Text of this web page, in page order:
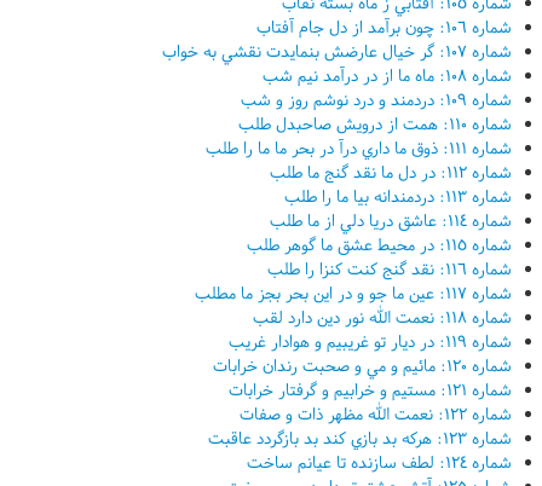
شماره ١٠٦: چون برآمد از دل جام آفتاب
شماره ١٠٧: گر خيال عارضش بنمايدت نقشي به خواب
شماره ١٠٨: ماه ما از در درآمد نيم شب
شماره ١٠٩: دردمند و درد نوشم روز و شب
شماره ١١٠: همت از درويش صاحبدل طلب
شماره ١١١: ذوق ما داري درآ در بحر ما ما را طلب
شماره ١١٢: در دل ما نقد گنج ما طلب
شماره ١١٣: دردمندانه بيا ما را طلب
شماره ١١٤: عاشق دريا دلي از ما طلب
شماره ١١٥: در محيط عشق ما گوهر طلب
شماره ١١٦: نقد گنج کنت کنزا را طلب
شماره ١١٧: عين ما جو و در اين بحر بجز ما مطلب
شماره ١١٨: نعمت الله نور دين دارد لقب
شماره ١١٩: در ديار تو غريبيم و هوادار غريب
شماره ١٢٠: مائيم و مي و صحبت رندان خرابات
شماره ١٢١: مستيم و خرابيم و گرفتار خرابات
شماره ١٢٢: نعمت الله مظهر ذات و صفات
شماره ١٢٣: هرکه بد بازي کند بد بازگردد عاقبت
شماره ١٢٤: لطف سازنده تا عيانم ساخت